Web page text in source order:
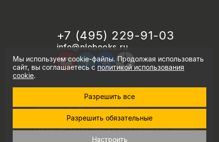
+7 (495) 229-91-03
info@nlobooks.ru
© Новое литературное обозрение. 2026
правила продажи товаров
политика использования cookie
согласие на обработку персональных данных
дизайн Дмитрия Черногаева
Мы используем cookie-файлы. Продолжая использовать
сайт, вы соглашаетесь сполитикой использования
cookie.
Разрешить все
Разрешить обязательные
Настроить